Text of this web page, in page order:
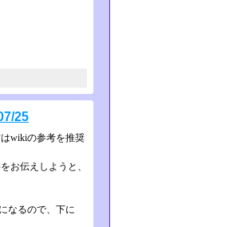
25
wikiの参考を推奨
お伝えしようと、
なるので、下に